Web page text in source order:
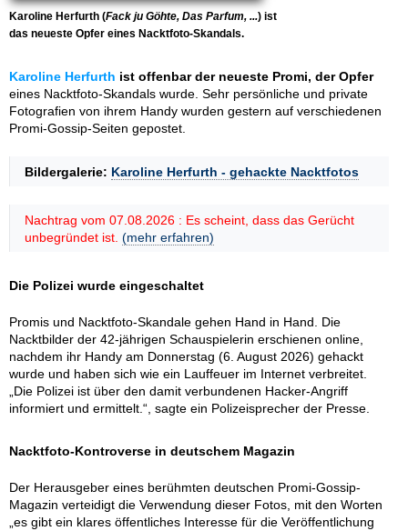
Karoline Herfurth (Fack ju Göhte, Das Parfum, ...) ist
das neueste Opfer eines Nacktfoto-Skandals.
Karoline Herfurth ist offenbar der neueste Promi, der Opfer
eines Nacktfoto-Skandals wurde. Sehr persönliche und private
Fotografien von ihrem Handy wurden gestern auf verschiedenen
Promi-Gossip-Seiten gepostet.
Bildergalerie: Karoline Herfurth - gehackte Nacktfotos
Nachtrag vom 07.08.2026 : Es scheint, dass das Gerücht
unbegründet ist. (mehr erfahren)
Die Polizei wurde eingeschaltet
Promis und Nacktfoto-Skandale gehen Hand in Hand. Die
Nacktbilder der 42-jährigen Schauspielerin erschienen online,
nachdem ihr Handy am Donnerstag (6. August 2026) gehackt
wurde und haben sich wie ein Lauffeuer im Internet verbreitet.
„Die Polizei ist über den damit verbundenen Hacker-Angriff
informiert und ermittelt.“, sagte ein Polizeisprecher der Presse.
Nacktfoto-Kontroverse in deutschem Magazin
Der Herausgeber eines berühmten deutschen Promi-Gossip-
Magazin verteidigt die Verwendung dieser Fotos, mit den Worten
„es gibt ein klares öffentliches Interesse für die Veröffentlichung